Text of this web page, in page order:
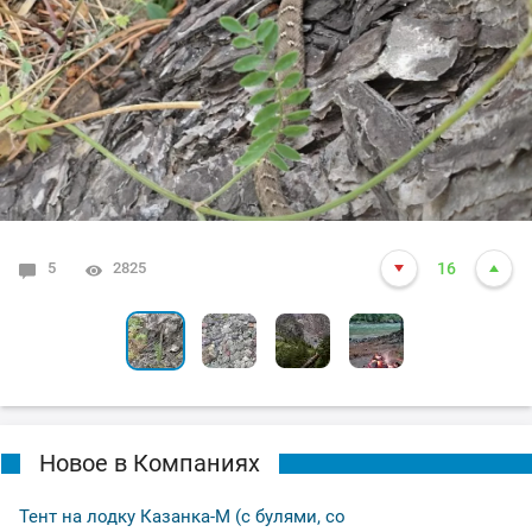
5 2825 16
0 1939 3
0 1821 5
0 1776 7
0 1739 5
Новое в Компаниях
Тент на лодку Казанка-М (с булями, со